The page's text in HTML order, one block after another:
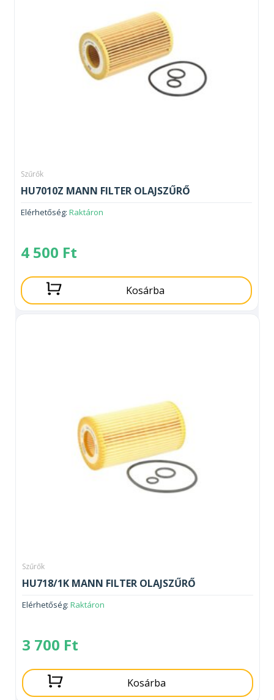
Szűrők
HU7010Z MANN FILTER OLAJSZŰRŐ
Elérhetőség: Raktáron
4 500 Ft
Kosárba
Szűrők
HU718/1K MANN FILTER OLAJSZŰRŐ
Elérhetőség: Raktáron
3 700 Ft
Kosárba